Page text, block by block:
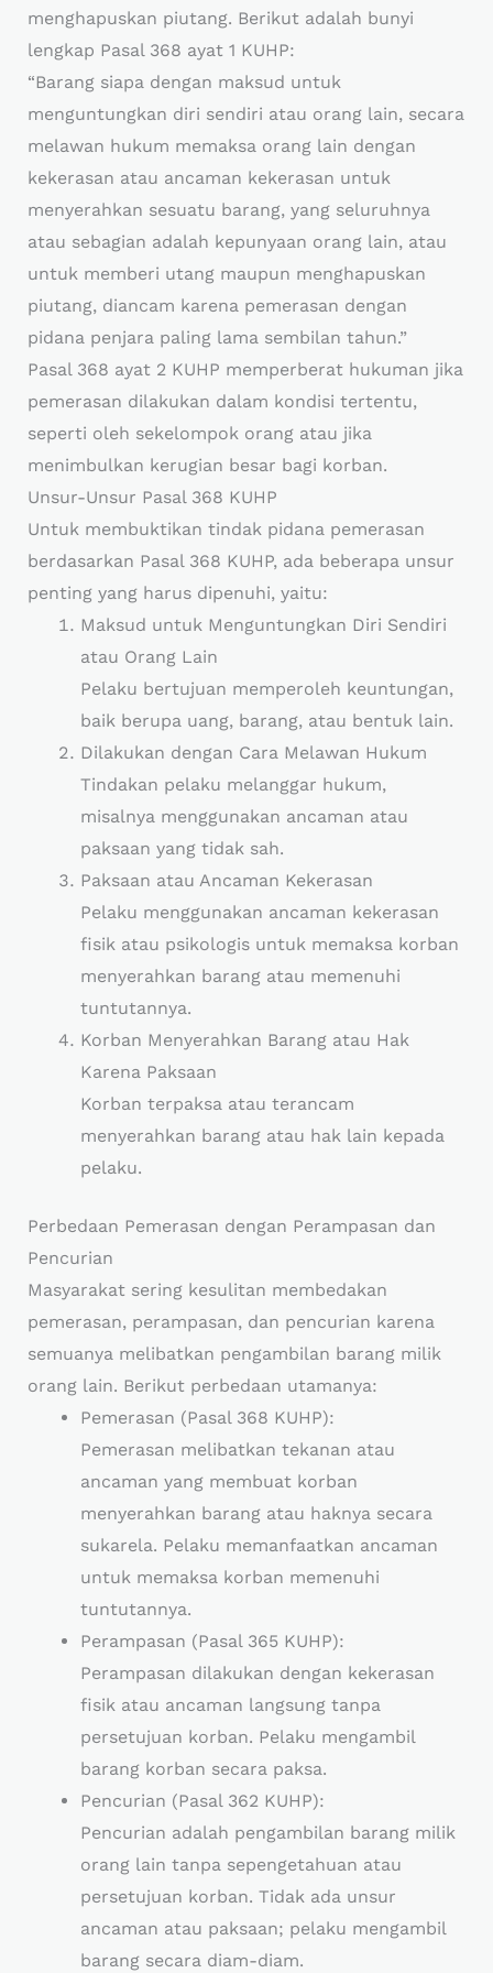
menghapuskan piutang. Berikut adalah bunyi
lengkap Pasal 368 ayat 1 KUHP:
“Barang siapa dengan maksud untuk
menguntungkan diri sendiri atau orang lain, secara
melawan hukum memaksa orang lain dengan
kekerasan atau ancaman kekerasan untuk
menyerahkan sesuatu barang, yang seluruhnya
atau sebagian adalah kepunyaan orang lain, atau
untuk memberi utang maupun menghapuskan
piutang, diancam karena pemerasan dengan
pidana penjara paling lama sembilan tahun.”
Pasal 368 ayat 2 KUHP memperberat hukuman jika
pemerasan dilakukan dalam kondisi tertentu,
seperti oleh sekelompok orang atau jika
menimbulkan kerugian besar bagi korban.
Unsur-Unsur Pasal 368 KUHP
Untuk membuktikan tindak pidana pemerasan
berdasarkan Pasal 368 KUHP, ada beberapa unsur
penting yang harus dipenuhi, yaitu:
Maksud untuk Menguntungkan Diri Sendiri
atau Orang Lain
Pelaku bertujuan memperoleh keuntungan,
baik berupa uang, barang, atau bentuk lain.
Dilakukan dengan Cara Melawan Hukum
Tindakan pelaku melanggar hukum,
misalnya menggunakan ancaman atau
paksaan yang tidak sah.
Paksaan atau Ancaman Kekerasan
Pelaku menggunakan ancaman kekerasan
fisik atau psikologis untuk memaksa korban
menyerahkan barang atau memenuhi
tuntutannya.
Korban Menyerahkan Barang atau Hak
Karena Paksaan
Korban terpaksa atau terancam
menyerahkan barang atau hak lain kepada
pelaku.
Perbedaan Pemerasan dengan Perampasan dan
Pencurian
Masyarakat sering kesulitan membedakan
pemerasan, perampasan, dan pencurian karena
semuanya melibatkan pengambilan barang milik
orang lain. Berikut perbedaan utamanya:
Pemerasan (Pasal 368 KUHP):
Pemerasan melibatkan tekanan atau
ancaman yang membuat korban
menyerahkan barang atau haknya secara
sukarela. Pelaku memanfaatkan ancaman
untuk memaksa korban memenuhi
tuntutannya.
Perampasan (Pasal 365 KUHP):
Perampasan dilakukan dengan kekerasan
fisik atau ancaman langsung tanpa
persetujuan korban. Pelaku mengambil
barang korban secara paksa.
Pencurian (Pasal 362 KUHP):
Pencurian adalah pengambilan barang milik
orang lain tanpa sepengetahuan atau
persetujuan korban. Tidak ada unsur
ancaman atau paksaan; pelaku mengambil
barang secara diam-diam.